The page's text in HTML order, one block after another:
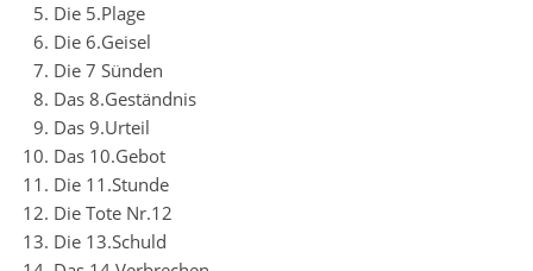
Die 5.Plage
Die 6.Geisel
Die 7 Sünden
Das 8.Geständnis
Das 9.Urteil
Das 10.Gebot
Die 11.Stunde
Die Tote Nr.12
Die 13.Schuld